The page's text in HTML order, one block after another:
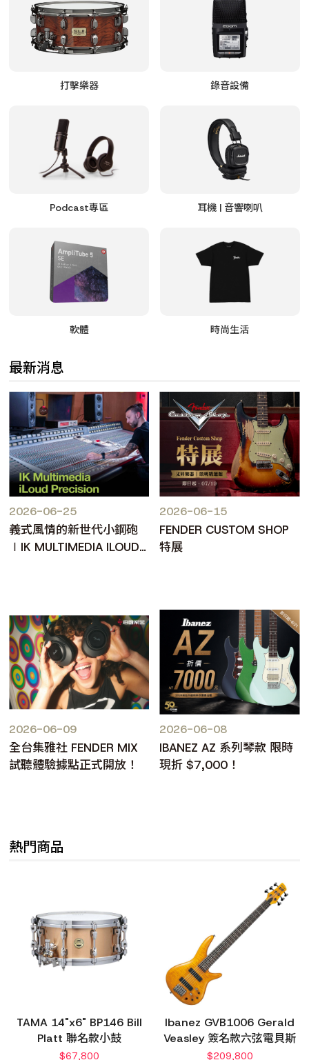
打擊樂器 錄音設備
Podcast專區 耳機 | 音響喇叭
軟體 時尚生活
最新消息
2026-06-25
義式風情的新世代小鋼砲
∣IK MULTIMEDIA ILOUD
2026-06-15
FENDER CUSTOM SHOP
特展
2026-06-09
全台集雅社 FENDER MIX
試聽體驗據點正式開放！
2026-06-08
IBANEZ AZ 系列琴款 限時
現折 $7,000！
熱門商品
TAMA 14"x6" BP146 Bill
Platt 聯名款小鼓
$67,800
Ibanez GVB1006 Gerald
Veasley 簽名款六弦電貝斯
$209,800